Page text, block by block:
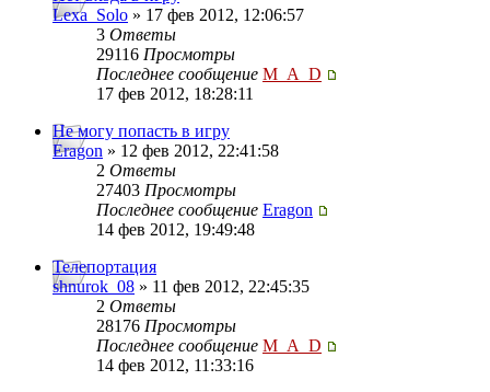
Lexa_Solo » 17 фев 2012, 12:06:57
3 Ответы
29116 Просмотры
Последнее сообщение M_A_D
17 фев 2012, 18:28:11
Не могу попасть в игру
Eragon » 12 фев 2012, 22:41:58
2 Ответы
27403 Просмотры
Последнее сообщение Eragon
14 фев 2012, 19:49:48
Телепортация
shnurok_08 » 11 фев 2012, 22:45:35
2 Ответы
28176 Просмотры
Последнее сообщение M_A_D
14 фев 2012, 11:33:16